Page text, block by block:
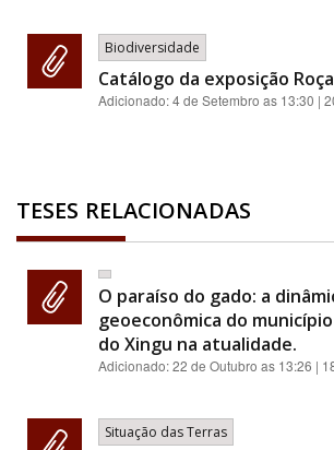
Biodiversidade
Catálogo da exposição
Adicionado:4 de Setembro as 13:30 |
TESES RELACIONADAS
O paraíso do gado: a
geoeconômica do
do Xingu na atualidade.
Adicionado:22 de Outubro as 13:26 |
Situação das Terras